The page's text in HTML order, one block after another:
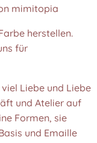
mimitopia
herstellen.
für
Liebe und Liebe
und Atelier auf
Formen, sie
und Emaille